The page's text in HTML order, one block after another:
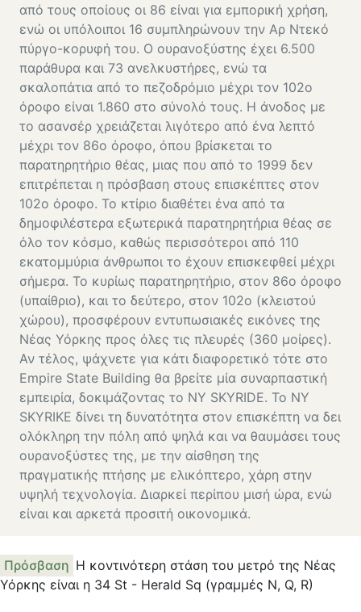
από τους οποίους οι 86 είναι για εμπορική χρήση,
ενώ οι υπόλοιποι 16 συμπληρώνουν την Αρ Ντεκό
πύργο-κορυφή του. Ο ουρανοξύστης έχει 6.500
παράθυρα και 73 ανελκυστήρες, ενώ τα
σκαλοπάτια από το πεζοδρόμιο μέχρι τον 102ο
όροφο είναι 1.860 στο σύνολό τους. Η άνοδος με
το ασανσέρ χρειάζεται λιγότερο από ένα λεπτό
μέχρι τον 86ο όροφο, όπου βρίσκεται το
παρατηρητήριο θέας, μιας που από το 1999 δεν
επιτρέπεται η πρόσβαση στους επισκέπτες στον
102ο όροφο. Το κτίριο διαθέτει ένα από τα
δημοφιλέστερα εξωτερικά παρατηρητήρια θέας σε
όλο τον κόσμο, καθώς περισσότεροι από 110
εκατομμύρια άνθρωποι το έχουν επισκεφθεί μέχρι
σήμερα. Το κυρίως παρατηρητήριο, στον 86ο όροφο
(υπαίθριο), και το δεύτερο, στον 102ο (κλειστού
χώρου), προσφέρουν εντυπωσιακές εικόνες της
Νέας Υόρκης προς όλες τις πλευρές (360 μοίρες).
Αν τέλος, ψάχνετε για κάτι διαφορετικό τότε στο
Empire State Building θα βρείτε μία συναρπαστική
εμπειρία, δοκιμάζοντας το NY SKYRIDE. Το NY
SKYRIKE δίνει τη δυνατότητα στον επισκέπτη να δει
ολόκληρη την πόλη από ψηλά και να θαυμάσει τους
ουρανοξύστες της, με την αίσθηση της
πραγματικής πτήσης με ελικόπτερο, χάρη στην
υψηλή τεχνολογία. Διαρκεί περίπου μισή ώρα, ενώ
είναι και αρκετά προσιτή οικονομικά.
Πρόσβαση Η κοντινότερη στάση του μετρό της Νέας
Υόρκης είναι η 34 St - Herald Sq (γραμμές N, Q, R)